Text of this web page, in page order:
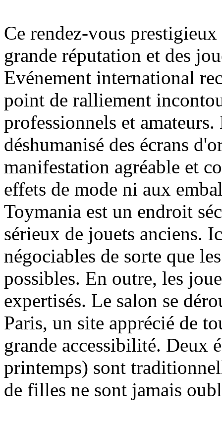
Ce rendez-vous
grande réputation et des
Evénement international
point de ralliement
professionnels et
déshumanisé des écrans
manifestation agréable et
effets de mode ni aux
Toymania est un endroit
sérieux de jouets anciens.
négociables de sorte que
possibles. En outre, les
expertisés. Le salon se
Paris, un site apprécié de
grande accessibilité. Deux
printemps) sont
de filles ne sont jamais